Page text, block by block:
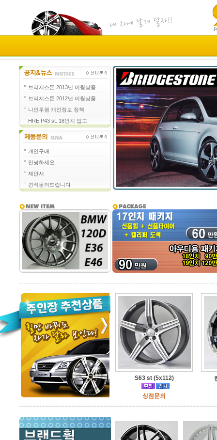
브리지스톤 2013년 이월상품
브리지스톤 2012년 이월상품
나인투원 개인정보 정책
HRE P43 st. 18인치 입고
개인구매
안녕하세요
제안서
견적문의드립니다
S63 st (5x112)
상점문의